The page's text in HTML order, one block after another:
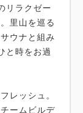
リラクゼー
里山を巡る
ウナと組み
と時をお過
レッシュ。
ームビルデ